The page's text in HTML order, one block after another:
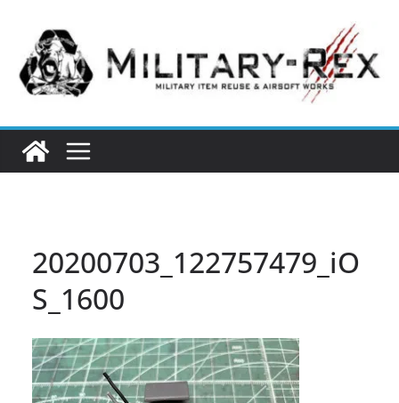
へ
20200703_122757479_iO
S_1600